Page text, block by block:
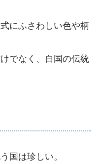
にふさわしい色や柄
でなく、自国の伝統
国は珍しい。